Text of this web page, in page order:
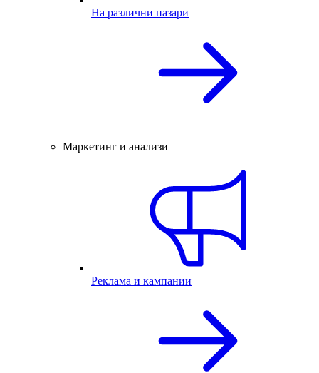
На различни пазари
Маркетинг и анализи
Реклама и кампании